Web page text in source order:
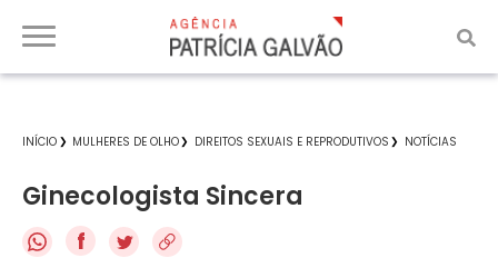
INÍCIO MULHERES DE OLHO DIREITOS SEXUAIS E REPRODUTIVOS NOTÍCIAS
Ginecologista Sincera
f